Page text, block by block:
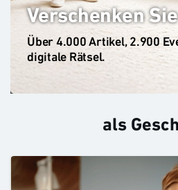
Verschenken
Über 4.000 Artikel, 2.900
digitale Rätsel.
als